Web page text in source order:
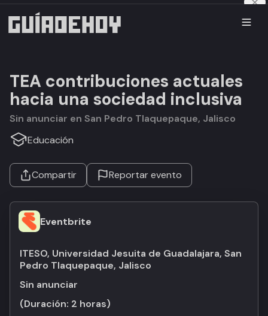
TEA contribuciones actuales
hacia una sociedad inclusiva
Sin anunciar en San Pedro Tlaquepaque, Jalisco
Educación
Compartir Reportar evento
Eventbrite
ITESO, Universidad Jesuita de Guadalajara, San
Pedro Tlaquepaque, Jalisco
Sin anunciar
(Duración: 2 horas)